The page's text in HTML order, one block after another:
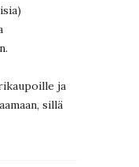
ja
sillä